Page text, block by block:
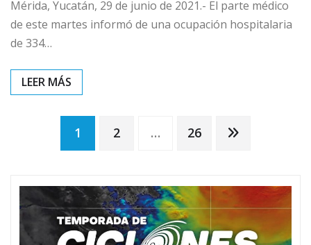
Mérida, Yucatán, 29 de junio de 2021.- El parte médico
de este martes informó de una ocupación hospitalaria
de 334…
Paginación
de
entradas
1 2 … 26